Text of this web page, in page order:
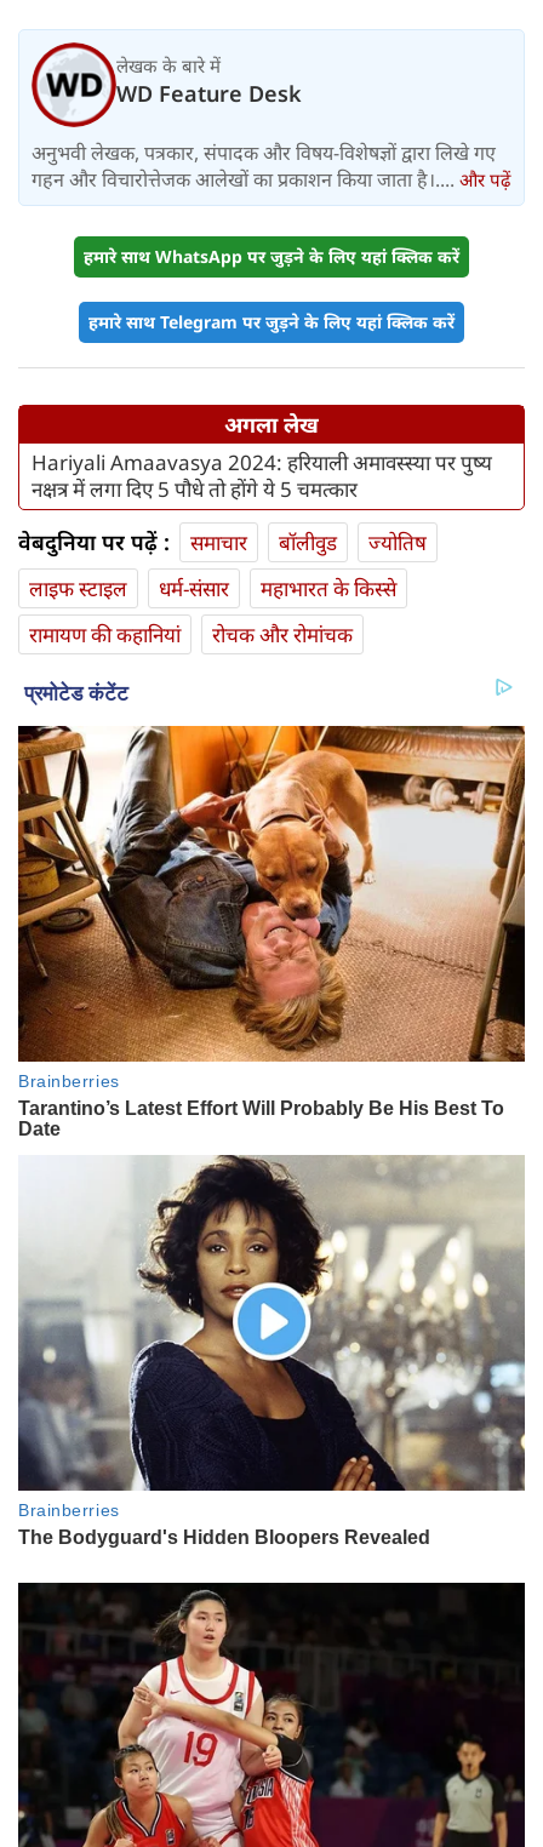
लेखक के बारे में
WD Feature Desk
अनुभवी लेखक, पत्रकार, संपादक और विषय-विशेषज्ञों द्वारा लिखे गए
गहन और विचारोत्तेजक आलेखों का प्रकाशन किया जाता है।.... और पढ़ें
हमारे साथ WhatsApp पर जुड़ने के लिए यहां क्लिक करें
हमारे साथ Telegram पर जुड़ने के लिए यहां क्लिक करें
अगला लेख
Hariyali Amaavasya 2024: हरियाली अमावस्स्या पर पुष्य
नक्षत्र में लगा दिए 5 पौधे तो होंगे ये 5 चमत्कार
वेबदुनिया पर पढ़ें : समाचार बॉलीवुड
ज्योतिष
लाइफ स्‍टाइल
धर्म-संसार
महाभारत के किस्से
रामायण की कहानियां
रोचक और रोमांचक